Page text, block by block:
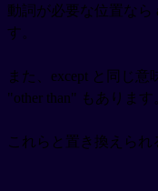
動詞が必要な位置なら
す。
また、except と同じ意
"other than" もあります
これらと置き換えられ